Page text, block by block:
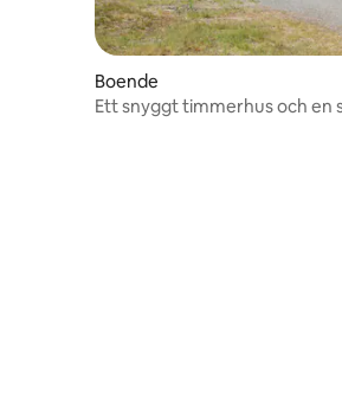
Boende
Ett snyggt timmerhus och en